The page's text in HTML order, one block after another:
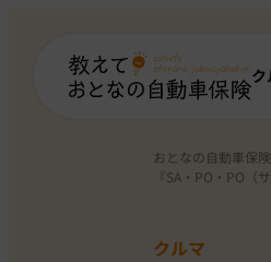
ク
おとなの自動車保
『SA・PO・PO
クルマ